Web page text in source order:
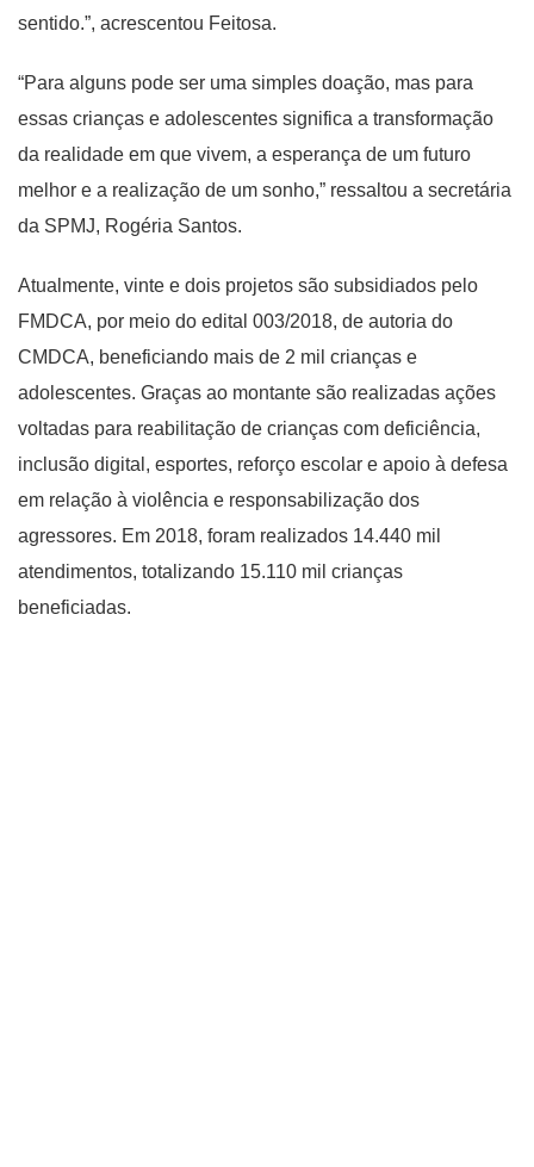
sentido.”, acrescentou Feitosa.
“Para alguns pode ser uma simples doação, mas para
essas crianças e adolescentes significa a transformação
da realidade em que vivem, a esperança de um futuro
melhor e a realização de um sonho,” ressaltou a secretária
da SPMJ, Rogéria Santos.
Atualmente, vinte e dois projetos são subsidiados pelo
FMDCA, por meio do edital 003/2018, de autoria do
CMDCA, beneficiando mais de 2 mil crianças e
adolescentes. Graças ao montante são realizadas ações
voltadas para reabilitação de crianças com deficiência,
inclusão digital, esportes, reforço escolar e apoio à defesa
em relação à violência e responsabilização dos
agressores. Em 2018, foram realizados 14.440 mil
atendimentos, totalizando 15.110 mil crianças
beneficiadas.